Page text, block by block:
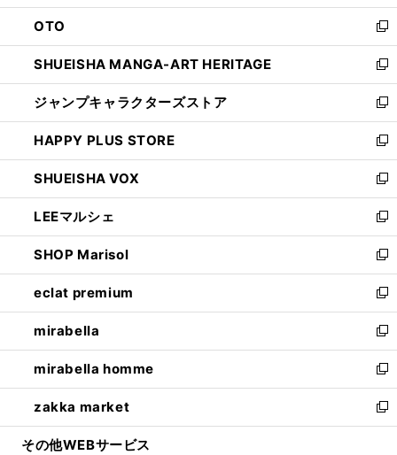
ウ
で
開
く
ン
ド
ウ
で
開
く
OTO
新
し
い
ウ
ィ
ン
ド
ウ
で
開
く
SHUEISHA MANGA-ART HERITAGE
新
し
い
ウ
ィ
ン
ド
ウ
で
開
く
ジャンプキャラクターズストア
新
し
い
ウ
ィ
ン
ド
ウ
で
開
く
HAPPY PLUS STORE
新
し
い
ウ
ィ
ン
ド
ウ
で
開
く
SHUEISHA VOX
新
し
い
ウ
ィ
ン
ド
ウ
で
開
く
LEEマルシェ
新
し
い
ウ
ィ
ン
ド
ウ
で
開
く
SHOP Marisol
新
し
い
ウ
ィ
ン
ド
ウ
で
開
eclat premium
新
し
い
ウ
ィ
ン
ド
ウ
mirabella
新
し
い
ウ
ィ
ン
mirabella homme
新
し
い
ウ
zakka market
新
し
その他WEBサービス